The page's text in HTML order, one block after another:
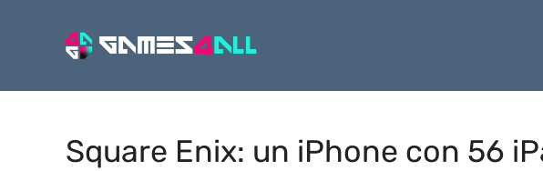
Square Enix: un iPhone con 56